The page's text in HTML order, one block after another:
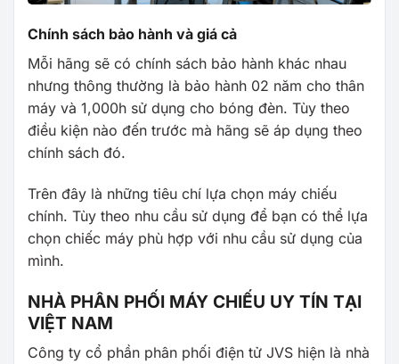
Chính sách bảo hành và giá cả
Mỗi hãng sẽ có chính sách bảo hành khác nhau
nhưng thông thường là bảo hành 02 năm cho thân
máy và 1,000h sử dụng cho bóng đèn. Tùy theo
điều kiện nào đến trước mà hãng sẽ áp dụng theo
chính sách đó.
Trên đây là những tiêu chí lựa chọn máy chiếu
chính. Tùy theo nhu cầu sử dụng để bạn có thể lựa
chọn chiếc máy phù hợp với nhu cầu sử dụng của
mình.
NHÀ PHÂN PHỐI MÁY CHIẾU UY TÍN TẠI
VIỆT NAM
Công ty cổ phần phân phối điện tử JVS hiện là nhà